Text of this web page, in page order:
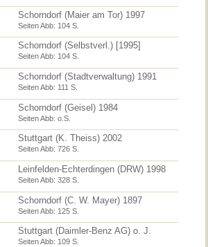
Schorndorf (Maier am Tor) 1997
Seiten Abb: 104 S.
Schorndorf (Selbstverl.) [1995]
Seiten Abb: 104 S.
Schorndorf (Stadtverwaltung) 1991
Seiten Abb: 111 S.
Schorndorf (Geisel) 1984
Seiten Abb: o.S.
Stuttgart (K. Theiss) 2002
Seiten Abb: 726 S.
Leinfelden-Echterdingen (DRW) 1998
Seiten Abb: 328 S.
Schorndorf (C. W. Mayer) 1897
Seiten Abb: 125 S.
Stuttgart (Daimler-Benz AG) o. J.
Seiten Abb: 109 S.